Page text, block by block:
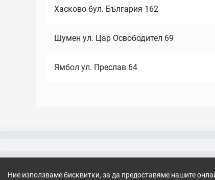
Хасково бул. България 162
Шумен ул. Цар Освободител 69
Ямбол ул. Преслав 64
Ние използваме бисквитки, за да предоставяме нашите